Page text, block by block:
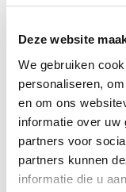
Deze website
We gebruiken
personaliseren,
en om ons
informatie over uw
partners voor
partners kunnen
informatie die u
Zakelijk huren:
aanmaken?
Zakelijk huren:
afmelden?
Kan ik een kopie